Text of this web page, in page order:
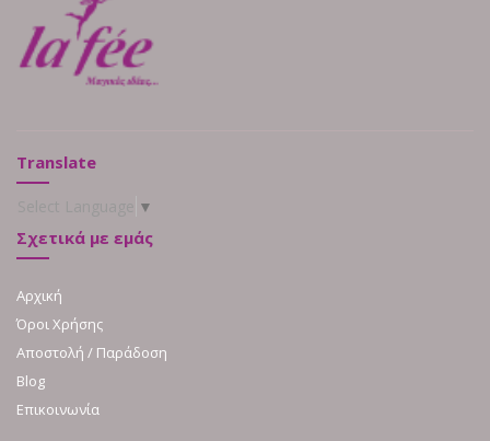
Translate
▼
Σχετικά με εμάς
Αρχική
Όροι Χρήσης
Αποστολή / Παράδοση
Blog
Επικοινωνία